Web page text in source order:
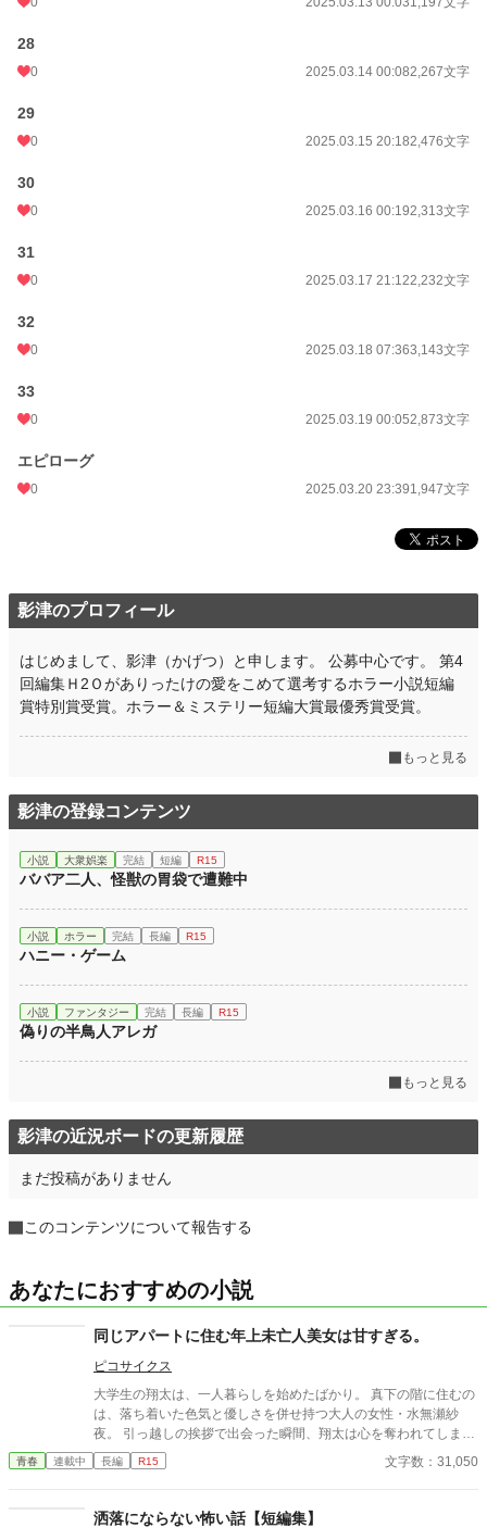
28
0 2025.03.14 00:082,267文字
29
0 2025.03.15 20:182,476文字
30
0 2025.03.16 00:192,313文字
31
0 2025.03.17 21:122,232文字
32
0 2025.03.18 07:363,143文字
33
0 2025.03.19 00:052,873文字
エピローグ
0 2025.03.20 23:391,947文字
影津のプロフィール
はじめまして、影津（かげつ）と申します。 公募中心です。 第4
回編集Ｈ2Ｏがありったけの愛をこめて選考するホラー小説短編
賞特別賞受賞。ホラー＆ミステリー短編大賞最優秀賞受賞。
もっと見る
影津の登録コンテンツ
小説 大衆娯楽 完結 短編 R15
ババア二人、怪獣の胃袋で遭難中
小説 ホラー 完結 長編 R15
ハニー・ゲーム
小説 ファンタジー 完結 長編 R15
偽りの半鳥人アレガ
もっと見る
影津の近況ボードの更新履歴
まだ投稿がありません
このコンテンツについて報告する
あなたにおすすめの小説
同じアパートに住む年上未亡人美女は甘すぎる。
ピコサイクス
大学生の翔太は、一人暮らしを始めたばかり。 真下の階に住むの
は、落ち着いた色気と優しさを併せ持つ大人の女性・水無瀬紗
夜。 引っ越しの挨拶で出会った瞬間、翔太は心を奪われてしま
う。 偶然にもアルバイト先のスーパーで再会した彼女は、翔太を
すぐに採用し、温かく仕事を教えてくれる存在だった。 ある日の
紗夜の部屋でご飯をご馳走になるほど親密に。 優しくて穏やかで
――その色気に触れるたび、翔太の心は揺れていく。 大人の女性
青春 連載中 長編 R15 文字数：31,050
洒落にならない怖い話【短編集】